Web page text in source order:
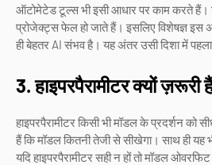
ऑटोमेटेड टूल्स भी इसी आधार पर काम करते
प्रोजेक्ट्स फेल हो जाते हैं। इसलिए विशेषज्ञ इस
ही बेहतर AI संभव है। यह अंतर उसी दिशा में
3. हाइपरपैरामीटर क्यों ज़रूरी
हाइपरपैरामीटर किसी भी मॉडल के प्रदर्शन को
हैं कि मॉडल कितनी तेजी से सीखेगा। साथ ही यह
यदि हाइपरपैरामीटर सही न हों तो मॉडल